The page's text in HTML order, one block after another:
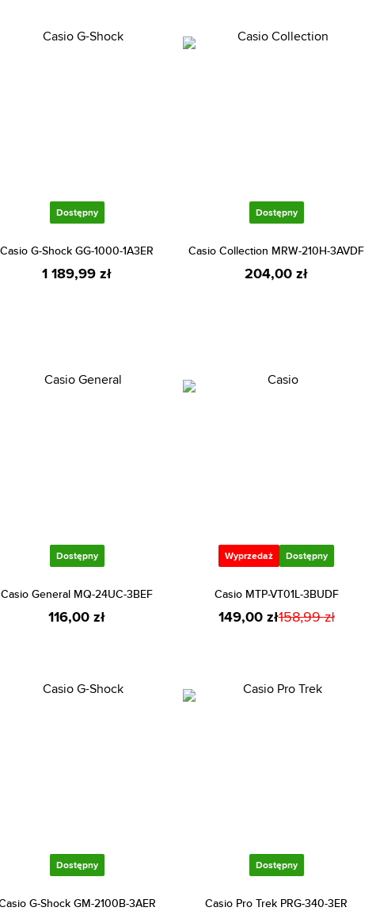
Dostępny
Casio G-Shock GG-1000-1A3ER
1 189,99 zł
Dostępny
Casio Collection MRW-210H-3AVDF
204,00 zł
Dostępny
Casio General MQ-24UC-3BEF
116,00 zł
Wyprzedaż Dostępny
Casio MTP-VT01L-3BUDF
149,00 zł158,99 zł
Dostępny
G-Shock GM-2100B-3AER
Dostępny
Casio Pro Trek PRG-340-3ER